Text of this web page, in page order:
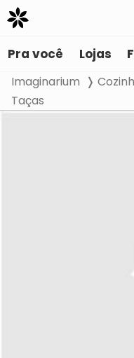
Pra você Lojas
Imaginarium
Taças